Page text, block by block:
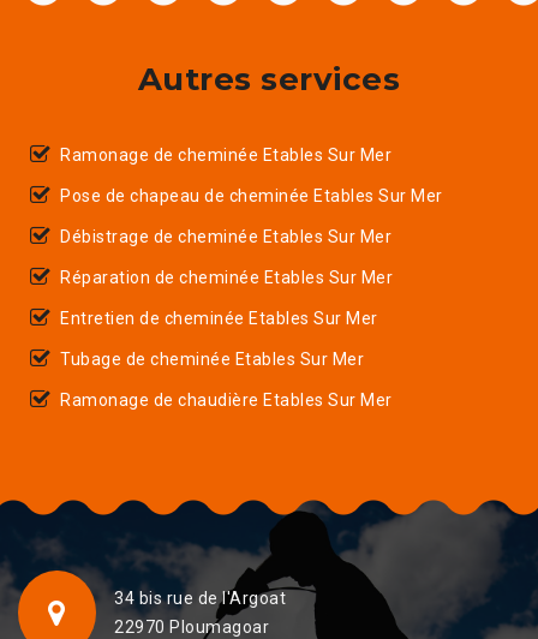
Autres services
Ramonage de cheminée Etables Sur Mer
Pose de chapeau de cheminée Etables Sur Mer
Débistrage de cheminée Etables Sur Mer
Réparation de cheminée Etables Sur Mer
Entretien de cheminée Etables Sur Mer
Tubage de cheminée Etables Sur Mer
Ramonage de chaudière Etables Sur Mer
34 bis rue de l'Argoat
22970 Ploumagoar